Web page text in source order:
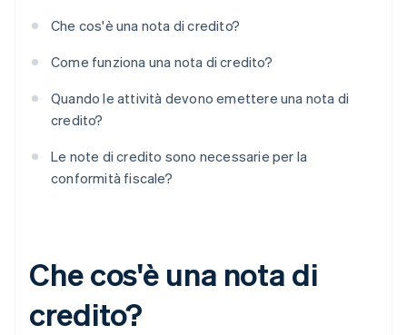
Che cos'è una nota di credito?
Come funziona una nota di credito?
Quando le attività devono emettere una nota di
credito?
Le note di credito sono necessarie per la
conformità fiscale?
Che cos'è una nota di
credito?